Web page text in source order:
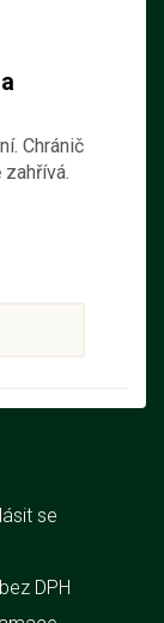
Chránič
se
DPH